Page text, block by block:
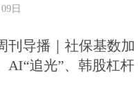
日
刊导播｜社保基数加
AI“追光”、韩股杠杆